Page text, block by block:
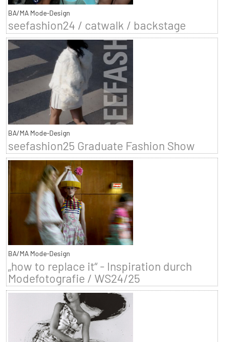
BA/MA Mode-Design
seefashion24 / catwalk / backstage
BA/MA Mode-Design
seefashion25 Graduate Fashion Show
BA/MA Mode-Design
„how to replace it“ - Inspiration durch
Modefotografie / WS24/25